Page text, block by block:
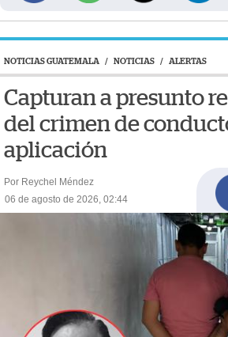
NOTICIAS GUATEMALA / NOTICIAS / ALERTAS
Capturan a presunto
del crimen de
aplicación
Por Reychel Méndez
06 de agosto de 2026, 02:44